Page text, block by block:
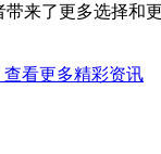
来了更多选择和更
看更多精彩资讯